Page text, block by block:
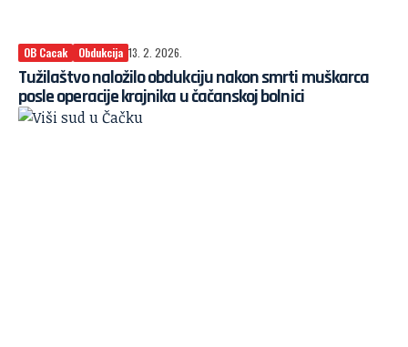
OB Cacak Obdukcija 13. 2. 2026.
Tužilaštvo naložilo obdukciju nakon smrti muškarca
posle operacije krajnika u čačanskoj bolnici